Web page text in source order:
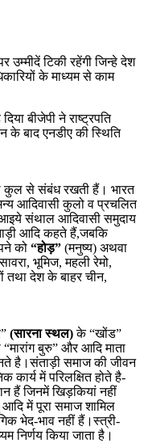
उम्मीदें टिकी रहेंगी जिन्हे देश
के माध्यम से काम
बीजेपी ने राष्ट्रपति
के बाद एनडीए की स्थिति
कुल से संबंध रखती हैं। भारत
आदिवासी कुलो व प्रचलित
संथाल आदिवासी समुदाय
आदि कहते हैं,जबकि
को “होड़” (मनुष्य) अथवा
भूमिज, महली रेमो,
तथा देश के बाहर चीन,
(सारना स्थल)के “खोंड”
बुरु” और आदि माता
है।संताड़ी समाज की जीवन
में परिलक्षित होते है-
हैं जिनमें खिड़कियां नहीं
में पूरा समाज शामिल
भेद-भाव नहीं हैं।स्त्री-
निर्णय किया जाता है।